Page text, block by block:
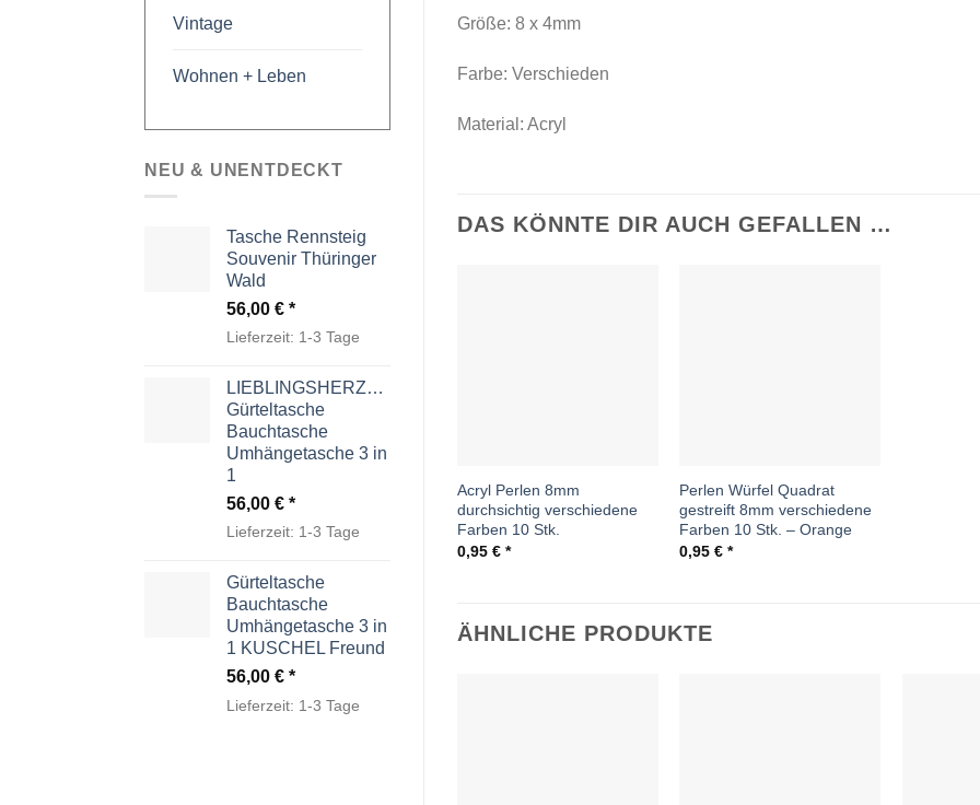
Vintage
Wohnen + Leben
NEU & UNENTDECKT
Tasche Rennsteig
Souvenir Thüringer
Wald
56,00 €
Lieferzeit: 1-3 Tage
LIEBLINGSHERZCHEN
Gürteltasche
Bauchtasche
Umhängetasche 3 in
1
56,00 €
Lieferzeit: 1-3 Tage
Gürteltasche
Bauchtasche
Umhängetasche 3 in
1 KUSCHEL Freund
56,00 €
Lieferzeit: 1-3 Tage
Größe: 8 x 4mm
Farbe: Verschieden
Material: Acryl
DAS KÖNNTE DIR AUCH GEFALLEN …
Acryl Perlen 8mm
durchsichtig verschiedene
Farben 10 Stk.
0,95 €
Perlen Würfel Quadrat
gestreift 8mm verschiedene
Farben 10 Stk. – Orange
0,95€
ÄHNLICHE PRODUKTE